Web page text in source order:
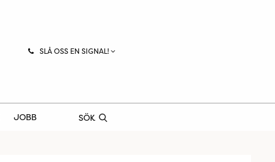
SLÅ OSS EN SIGNAL!
JOBB SÖK